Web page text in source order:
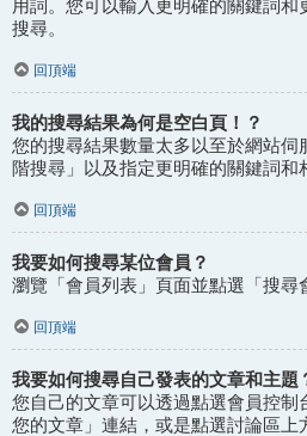
用詞。您可以輸入更明確的關鍵詞
搜尋。
回頂端
我的搜尋結果為何是空白頁！？
您的搜尋結果數量太多以至於網站伺
階搜尋」以及指定更明確的關鍵詞和
回頂端
我要如何搜尋某位會員？
瀏覽「會員列表」頁面並點選「搜尋
回頂端
我要如何搜尋自己發表的文章和主題
您自己的文章可以透過點選會員控制
您的文章」連結，或是點選討論區上